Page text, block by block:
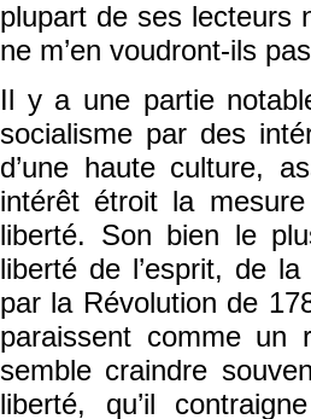
plupart de ses lecteurs
ne m’en voudront-ils
Il y a une partie
socialisme par des
d’une haute culture,
intérêt étroit la
liberté. Son bien le
liberté de l’esprit, de
par la Révolution de
paraissent comme un
semble craindre
liberté, qu’il